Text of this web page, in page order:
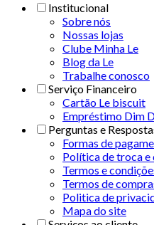
Institucional
Sobre nós
Nossas lojas
Clube Minha Le
Blog da Le
Trabalhe conosco
Serviço Financeiro
Cartão Le biscuit
Empréstimo Dim
Perguntas e
Formas de
Política de troca e
Termos e
Termos de
Politica de
Mapa do site